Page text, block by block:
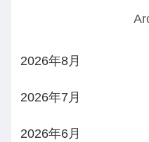
2026年8月
2026年7月
2026年6月